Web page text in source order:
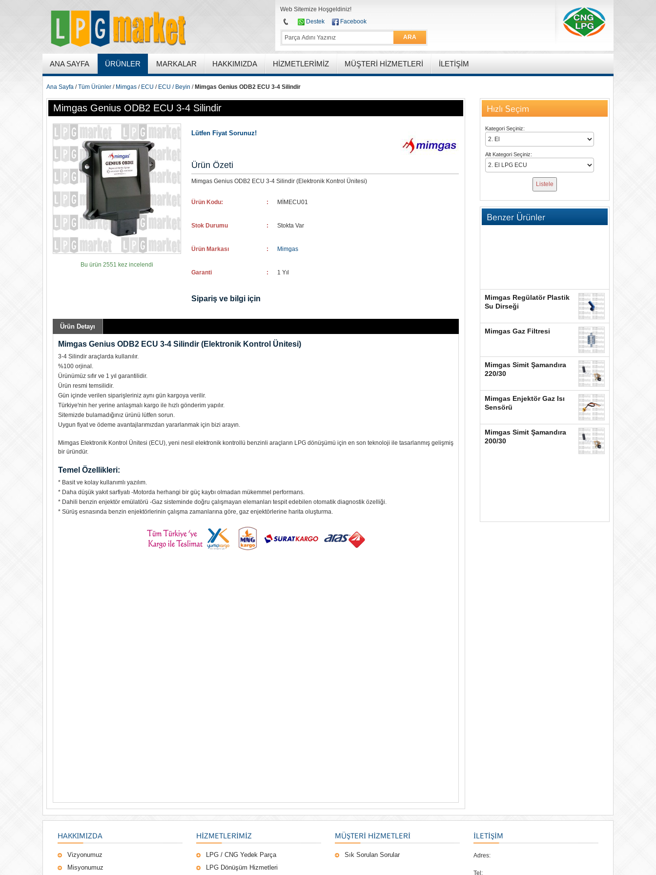
Web Sitemize Hoşgeldiniz!
Destek
Facebook
ARA
ANA SAYFA ÜRÜNLER MARKALAR HAKKIMIZDA HIZMETLERIMIZ MÜŞTERI HIZMETLERI İLETİŞİM
Ana Sayfa /Tüm Ürünler / Mimgas / ECU / ECU / Beyin / Mimgas Genius ODB2 ECU 3-4 Silindir
Mimgas Genius ODB2 ECU 3-4 Silindir
Bu ürün 2551 kez incelendi
Lütfen Fiyat Sorunuz!
Ürün Özeti
Mimgas Genius ODB2 ECU 3-4 Silindir (Elektronik Kontrol Ünitesi)
Ürün Kodu: : MİMECU01
Stok Durumu : Stokta Var
Ürün Markası : Mimgas
Garanti : 1 Yıl
Sipariş ve bilgi için
Ürün Detayı
Mimgas Genius ODB2 ECU 3-4 Silindir (Elektronik Kontrol Ünitesi)
3-4 Silindir araçlarda kullanılır.
%100 orjinal.
Ürünümüz sıfır ve 1 yıl garantilidir.
Ürün resmi temsilidir.
Gün içinde verilen siparişleriniz aynı gün kargoya verilir.
Türkiye'nin her yerine anlaşmalı kargo ile hızlı gönderim yapılır.
Sitemizde bulamadığınız ürünü lütfen sorun.
Uygun fiyat ve ödeme avantajlarımızdan yararlanmak için bizi arayın.
Mimgas Elektronik Kontrol Ünitesi (ECU), yeni nesil elektronik kontrollü benzinli araçların LPG dönüşümü için en son teknoloji ile tasarlanmış gelişmiş
bir üründür.
Temel Özellikleri:
* Basit ve kolay kullanımlı yazılım.
* Daha düşük yakıt sarfiyatı -Motorda herhangi bir güç kaybı olmadan mükemmel performans.
* Dahili benzin enjektör emülatörü -Gaz sisteminde doğru çalışmayan elemanları tespit edebilen otomatik diagnostik özelliği.
* Sürüş esnasında benzin enjektörlerinin çalışma zamanlarına göre, gaz enjektörlerine harita oluşturma.
Hızlı Seçim
Kategori Seçiniz:
Alt Kategori Seçiniz:
Benzer Ürünler
Mimgas Regülatör Plastik
Su Dirseği
Mimgas Gaz Filtresi
Mimgas Simit Şamandıra
220/30
Mimgas Enjektör Gaz Isı
Sensörü
Mimgas Simit Şamandıra
200/30
HAKKIMIZDA
Vizyonumuz
Misyonumuz
HIZMETLERIMIZ
LPG / CNG Yedek Parça
LPG Dönüşüm Hizmetleri
MÜŞTERI HIZMETLERI
Sık Sorulan Sorular
İLETİŞİM
Adres:
Tel: